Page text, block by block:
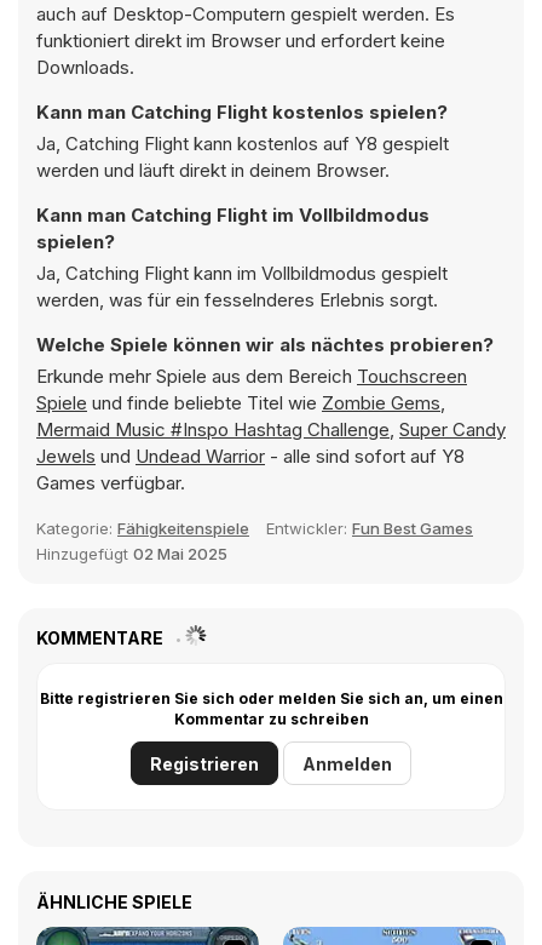
auch auf Desktop-Computern gespielt werden. Es
funktioniert direkt im Browser und erfordert keine
Downloads.
Kann man Catching Flight kostenlos spielen?
Ja, Catching Flight kann kostenlos auf Y8 gespielt
werden und läuft direkt in deinem Browser.
Kann man Catching Flight im Vollbildmodus
spielen?
Ja, Catching Flight kann im Vollbildmodus gespielt
werden, was für ein fesselnderes Erlebnis sorgt.
Welche Spiele können wir als nächtes probieren?
Erkunde mehr Spiele aus dem Bereich Touchscreen
Spiele und finde beliebte Titel wie Zombie Gems,
Mermaid Music #Inspo Hashtag Challenge, Super Candy
Jewels und Undead Warrior - alle sind sofort auf Y8
Games verfügbar.
Kategorie: Fähigkeitenspiele Entwickler: Fun Best Games
Hinzugefügt 02 Mai 2025
KOMMENTARE
Bitte registrieren Sie sich oder melden Sie sich an, um einen
Kommentar zu schreiben
Registrieren Anmelden
ÄHNLICHE SPIELE